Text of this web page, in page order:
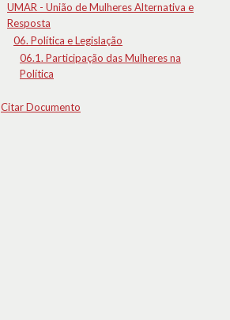
UMAR - União de Mulheres Alternativa e
Resposta
06. Política e Legislação
06.1. Participação das Mulheres na
Política
Citar Documento